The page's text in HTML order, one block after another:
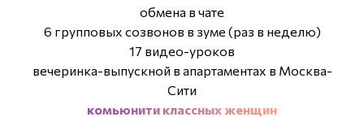
обмена в чате
6 групповых созвонов в зуме (раз в неделю)
17 видео-уроков
вечеринка-выпускной в апартаментах в Москва-
Сити
комьюнити классных женщин